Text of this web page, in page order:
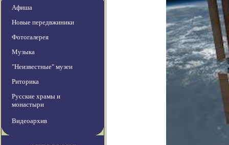
Афиша
Новые передвжиники
Фотогалерея
Музыка
"Неизвестные" музеи
Риторика
Русские храмы и
монастыри
Видеоархив